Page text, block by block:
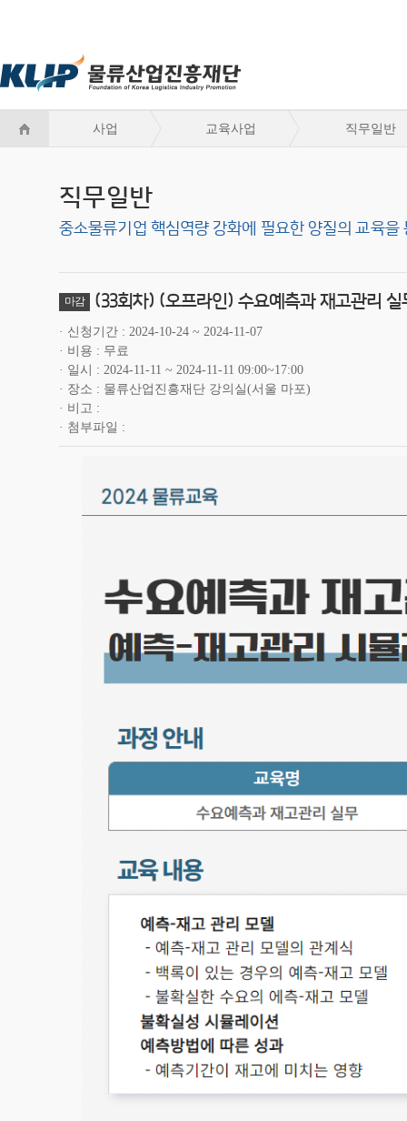
사업 교육사업 직무일반
직무일반
중소물류기업 핵심역량 강화에 필요한 양질의 교육
마감 (33회차) (오프라인) 수요예측과 재고관리 실
신청기간
2024-10-24 ~ 2024-11-07
비용
무료
일시
2024-11-11 ~ 2024-11-11 09:00~17:00
장소
물류산업진흥재단 강의실(서울 마포)
비고
첨부파일